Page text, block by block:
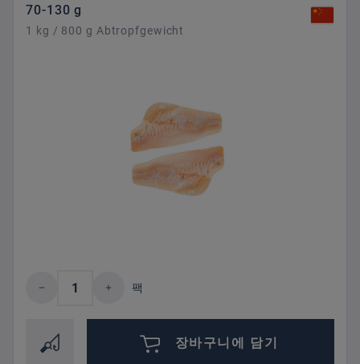
70-130 g
1 kg / 800 g Abtropfgewicht
제품 수량: 원하는 값을 입력하거나 버튼
팩
장바구니에 담기